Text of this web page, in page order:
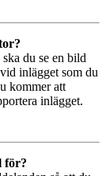
du se en bild
inlägget som du
kommer att
inlägget.
för?